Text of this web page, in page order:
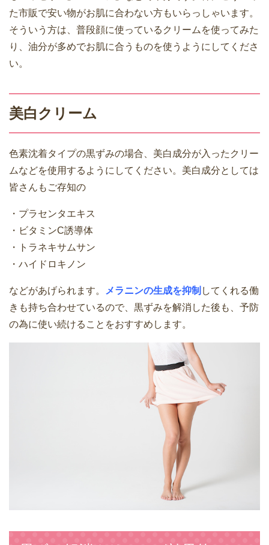
た市販で安い物がお肌に合わない方もいらっしゃいます。
そういう方は、普段顔に使っているクリームを使ってみた
り、油分が多めでお肌に合うものを使うようにしてくださ
い。
美白クリーム
色素沈着タイプの黒ずみの場合、美白成分が入ったクリー
ムなどを使用するようにしてください。美白成分としては
皆さんもご存知の
・プラセンタエキス
・ビタミンC誘導体
・トラネキサムサン
・ハイドロキノン
などがあげられます。 メラニンの生成を抑制 してくれる働
きも持ち合わせているので、黒ずみを解消した後も、予防
の為に使い続けることをおすすめします。